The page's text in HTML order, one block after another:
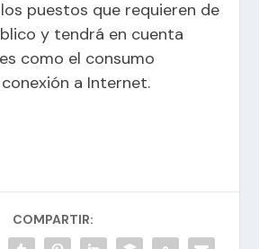
puestos que requieren de
y tendrá en cuenta
como el consumo
a Internet.
COMPARTIR: